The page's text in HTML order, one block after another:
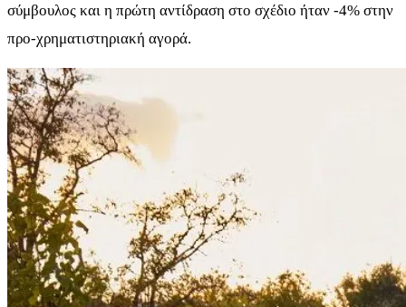
σύμβουλος και η πρώτη αντίδραση στο σχέδιο ήταν -4% στην
προ-χρηματιστηριακή αγορά.